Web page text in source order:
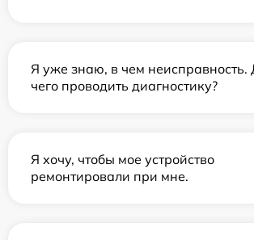
Я уже знаю, в чем неисправность.
чего проводить диагностику?
Я хочу, чтобы мое устройство
ремонтировали при мне.